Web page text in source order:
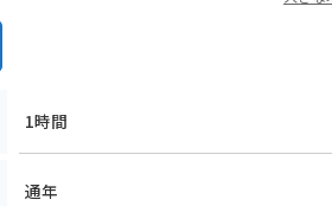
1時間
通年